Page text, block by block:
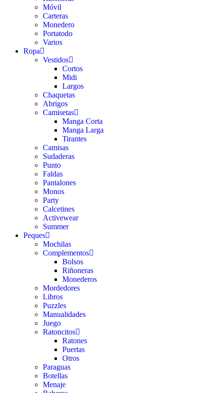
Móvil
Carteras
Monedero
Portatodo
Varios
Ropa
Vestidos
Cortos
Midi
Largos
Chaquetas
Abrigos
Camisetas
Manga Corta
Manga Larga
Tirantes
Camisas
Sudaderas
Punto
Faldas
Pantalones
Monos
Party
Calcetines
Activewear
Summer
Peques
Mochilas
Complementos
Bolsos
Riñoneras
Monederos
Mordedores
Libros
Puzzles
Manualidades
Juego
Ratoncitos
Ratones
Puertas
Otros
Paraguas
Botellas
Menaje